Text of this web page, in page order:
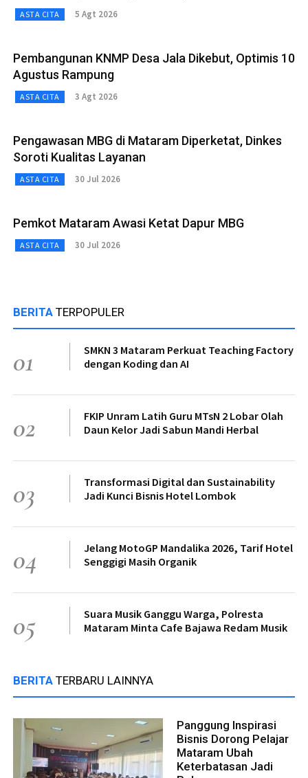
ASTA CITA 5 Agt 2026
Pembangunan KNMP Desa Jala Dikebut, Optimis 10
Agustus Rampung
ASTA CITA 3 Agt 2026
Pengawasan MBG di Mataram Diperketat, Dinkes
Soroti Kualitas Layanan
ASTA CITA 30 Jul 2026
Pemkot Mataram Awasi Ketat Dapur MBG
ASTA CITA 30 Jul 2026
BERITA TERPOPULER
01
SMKN 3 Mataram Perkuat Teaching Factory
dengan Koding dan AI
02
FKIP Unram Latih Guru MTsN 2 Lobar Olah
Daun Kelor Jadi Sabun Mandi Herbal
03
Transformasi Digital dan Sustainability
Jadi Kunci Bisnis Hotel Lombok
04
Jelang MotoGP Mandalika 2026, Tarif Hotel
Senggigi Masih Organik
05
Suara Musik Ganggu Warga, Polresta
Mataram Minta Cafe Bajawa Redam Musik
BERITA TERBARU LAINNYA
Panggung Inspirasi
Bisnis Dorong Pelajar
Mataram Ubah
Keterbatasan Jadi